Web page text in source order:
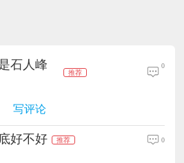
石人峰
推荐
0
写评论
好不好 推荐 0